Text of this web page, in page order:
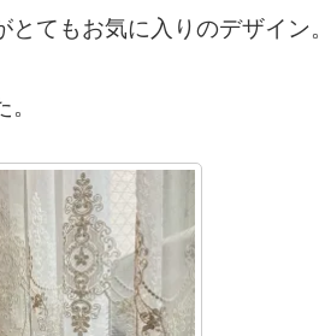
とてもお気に入りのデザイン。